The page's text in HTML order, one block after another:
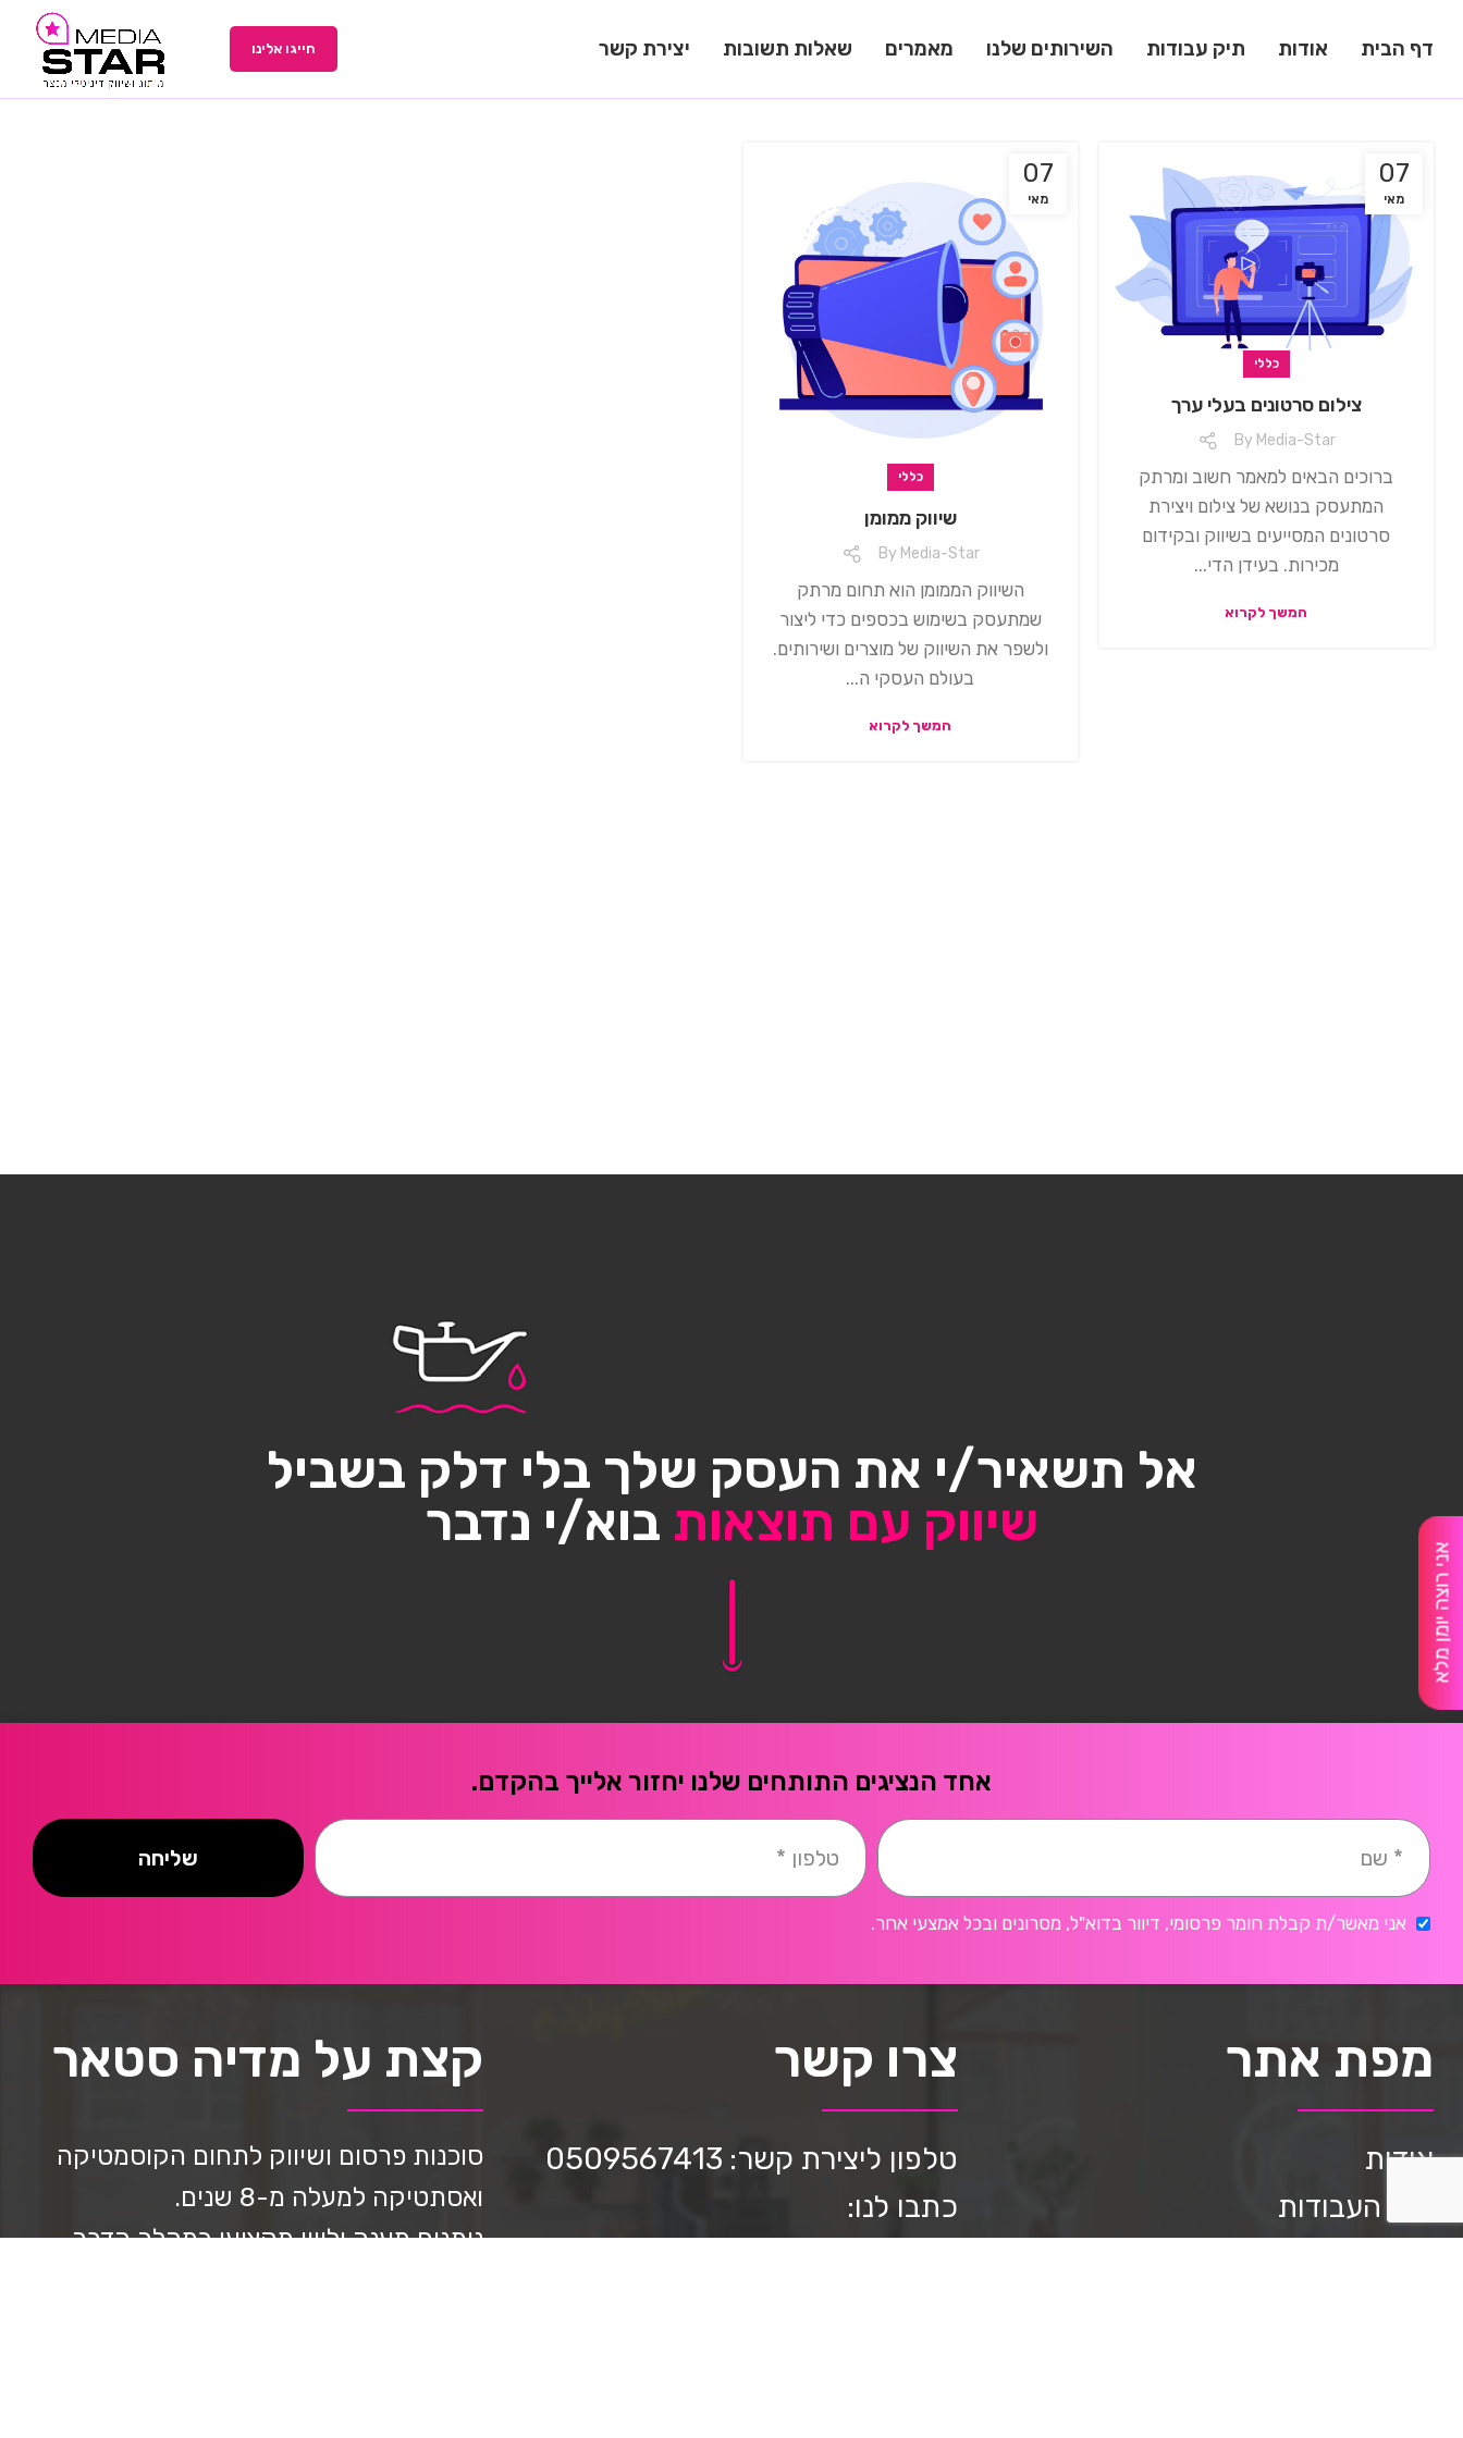
דף הבית אודות תיק עבודות השירותים שלנו מאמרים שאלות תשובות יצירת קשר חייגו אלינו
07
מאי
כללי
צילום סרטונים בעלי ערך
By Media-Star
ברוכים הבאים למאמר חשוב ומרתק
המתעסק בנושא של צילום ויצירת
סרטונים המסייעים בשיווק ובקידום
מכירות. בעידן הדי...
המשך לקרוא
07
מאי
כללי
שיווק ממומן
By Media-Star
השיווק הממומן הוא תחום מרתק
שמתעסק בשימוש בכספים כדי ליצור
ולשפר את השיווק של מוצרים ושירותים.
בעולם העסקי ה...
המשך לקרוא
אני רוצה יומן מלא
אל תשאיר/י את העסק שלך בלי דלק בשביל
שיווק עם תוצאות בוא/י נדבר
אחד הנציגים התותחים שלנו יחזור אלייך בהקדם.
שליחה
אני מאשר/ת קבלת חומר פרסומי, דיוור בדוא"ל, מסרונים ובכל אמצעי אחר.
מפת אתר
אודות
תיק העבודות
צרו קשר
טלפון ליצירת קשר: 0509567413
כתבו לנו:
קצת על מדיה סטאר
סוכנות פרסום ושיווק לתחום הקוסמטיקה
ואסתטיקה למעלה מ-8 שנים.
נותנים מענה וליווי מקצועי במהלך הדרך,